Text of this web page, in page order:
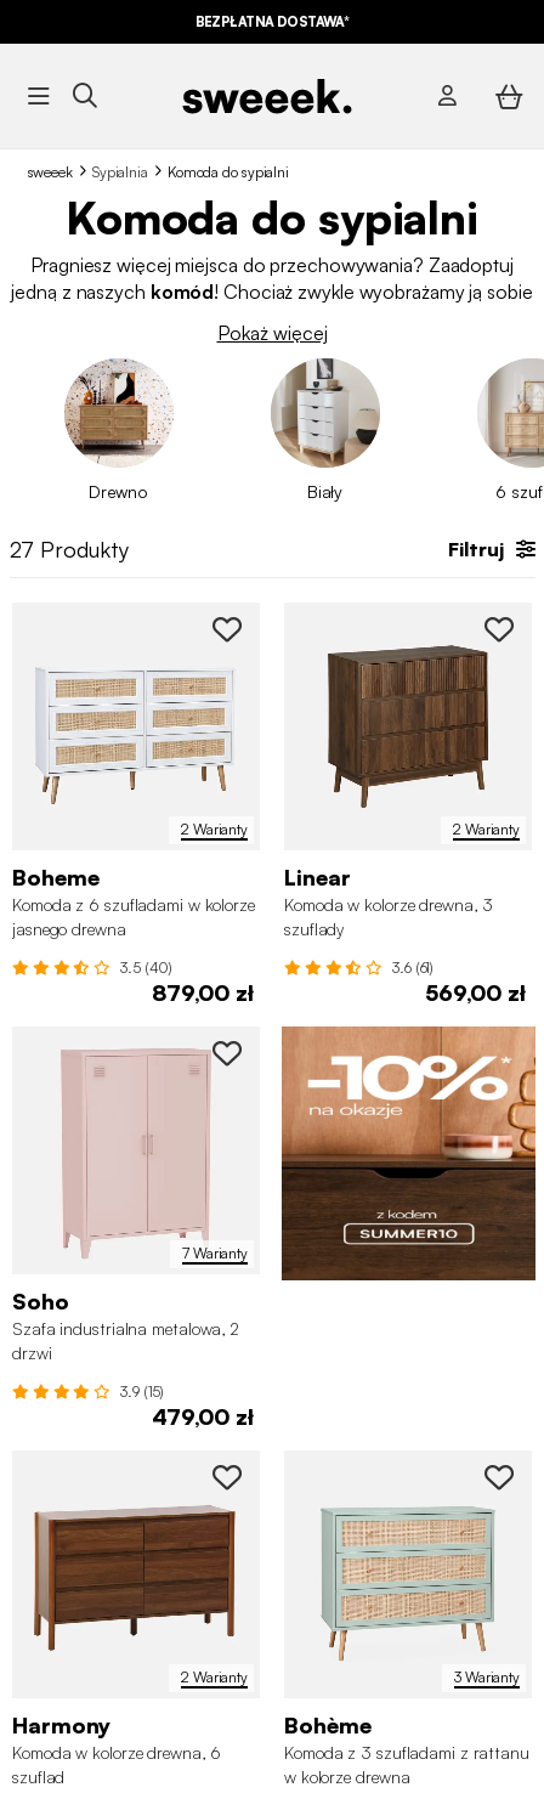
BEZPŁATNA DOSTAWA*
sweeek Sypialnia Komoda do sypialni​
Komoda do sypialni​
Pragniesz więcej miejsca do przechowywania? Zaadoptuj
jedną z naszych komód! Chociaż zwykle wyobrażamy ją sobie
salonie.Skandynawską
współczesną, komodę w stylu boho
, nasze
komody prezentują różnorodność kolorów i stylów, aby
dopasować się do Twojego wnętrza, takiego jak
biurko
lub
szafka nocna. Odkryj naszą kolekcję komód w najlepszej cenie.
Pokaż więcej
Drewno Biały 6
27 Produkty Filtruj
2 Warianty
Boheme
Komoda z 6 szufladami w kolorze
jasnego drewna
3.5 (40)
879,00 zł
2 Warianty
Linear
Komoda w kolorze drewna, 3
szuflady
3.6 (61)
569,00 zł
7 Warianty
Soho
Szafa industrialna metalowa, 2
drzwi
3.9 (15)
479,00 zł
2 Warianty
Harmony
Komoda w kolorze drewna, 6
szuflad
3 Warianty
Bohème
Komoda z 3 szufladami z rattanu
w kolorze drewna